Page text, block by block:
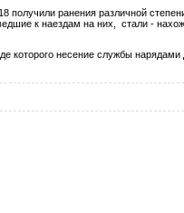
получили ранения различной
к наездам на них, стали -
которого несение службы